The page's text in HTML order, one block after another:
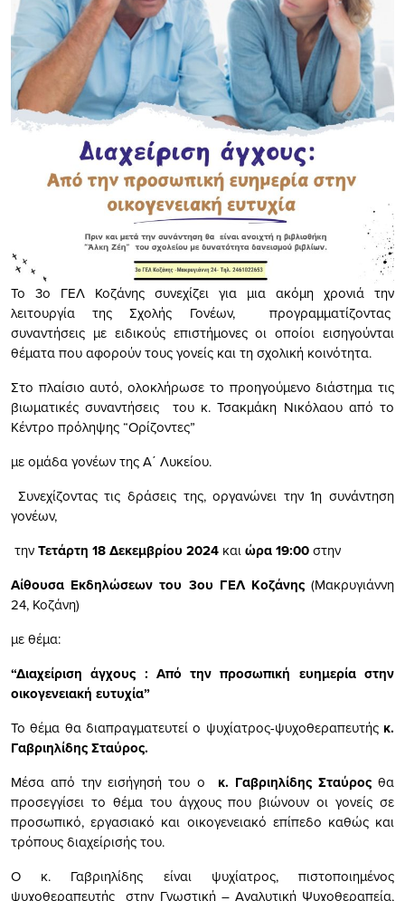
Το 3ο ΓΕΛ Κοζάνης συνεχίζει για μια ακόμη χρονιά την
λειτουργία της Σχολής Γονέων, προγραμματίζοντας
συναντήσεις με ειδικούς επιστήμονες οι οποίοι εισηγούνται
θέματα που αφορούν τους γονείς και τη σχολική κοινότητα.
Στο πλαίσιο αυτό, ολοκλήρωσε το προηγούμενο διάστημα τις
βιωματικές συναντήσεις του κ. Τσακμάκη Νικόλαου από το
Κέντρο πρόληψης “Ορίζοντες”
με ομάδα γονέων της Α΄ Λυκείου.
Συνεχίζοντας τις δράσεις της, οργανώνει την 1η συνάντηση
γονέων,
τηνΤετάρτη 18 Δεκεμβρίου 2024 καιώρα 19:00στην
Αίθουσα Εκδηλώσεων του 3ου ΓΕΛ Κοζάνης(Μακρυγιάννη
24, Κοζάνη)
με θέμα:
“Διαχείριση άγχους : Από την προσωπική ευημερία στην
οικογενειακή ευτυχία”
Το θέμα θα διαπραγματευτεί ο ψυχίατρος-ψυχοθεραπευτής κ.
Γαβριηλίδης Σταύρος.
Μέσα από την εισήγησή του ο κ. Γαβριηλίδης Σταύροςθα
προσεγγίσει το θέμα του άγχους που βιώνουν οι γονείς σε
προσωπικό, εργασιακό και οικογενειακό επίπεδο καθώς και
τρόπους διαχείρισής του.
Ο κ. Γαβριηλίδης είναι ψυχίατρος, πιστοποιημένος
ψυχοθεραπευτής στην Γνωστική – Αναλυτική Ψυχοθεραπεία,